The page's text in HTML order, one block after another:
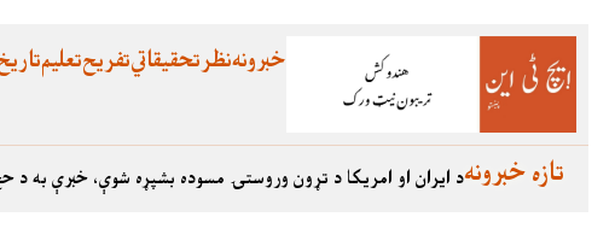
تعلیمتفریحتحقیقاتينظرخبرونه
د ایران او امریکا د تړون وروستۍ مسوده بشپړه شوې، خبرې به دتازه خبرونه